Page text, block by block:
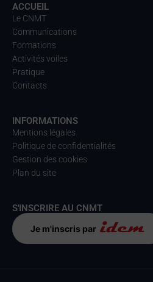
ACCUEIL
Le CNMT
Communications
Formations
Activités voiles
Pratique
Contacts
INFORMATIONS
Mentions légales
Politique de confidentialités
Gestion des cookies
Plan du site
S'INSCRIRE AU CNMT
Je m'inscris par